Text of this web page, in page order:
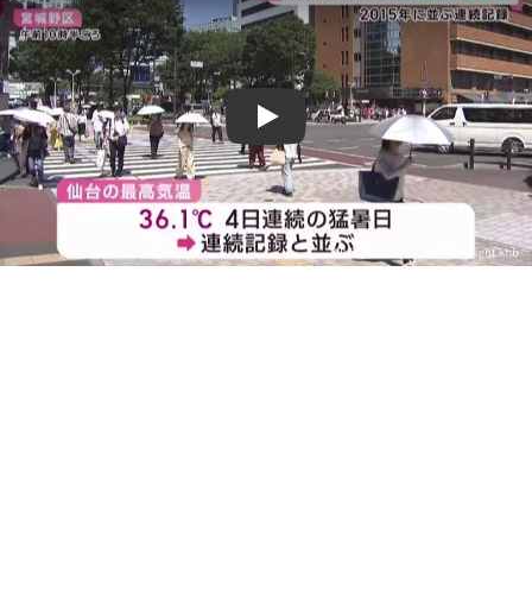
Play